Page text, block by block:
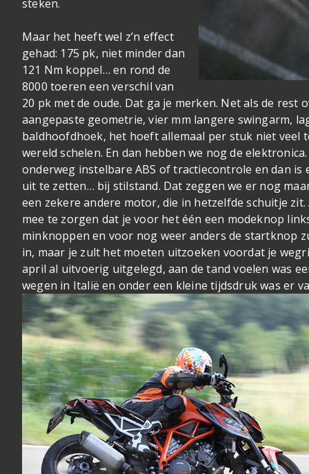
steken.
Maar het heeft wel z’n effect
gehad: 175 pk, niet minder dan
121 Nm koppel… en rond de
8000 toeren een verschil van
20 pk met de oude. Dat ga je merken. Net als de rest
aangepaste geometrie, vier mm langere swingarm,
baldhoofdhoek, het hoeft allemaal per stuk niet veel
wereld schelen. En dan hebben we nog de
onderweg instelbare ABS of tractiecontrole en dan is
uit te zetten… bij stilstand. Dat zeggen we er nog
een zekere andere motor, die in hetzelfde schuitje
mee te zorgen dat je voor het één een modeknop
minknoppen en voor nog weer anders de startknop
in, maar je zult het moeten uitzoeken voordat je
april al uitvoerig uitgelegd, aan de tand voelen was
wegen in Italië en onder een kleine tijdsdruk was er